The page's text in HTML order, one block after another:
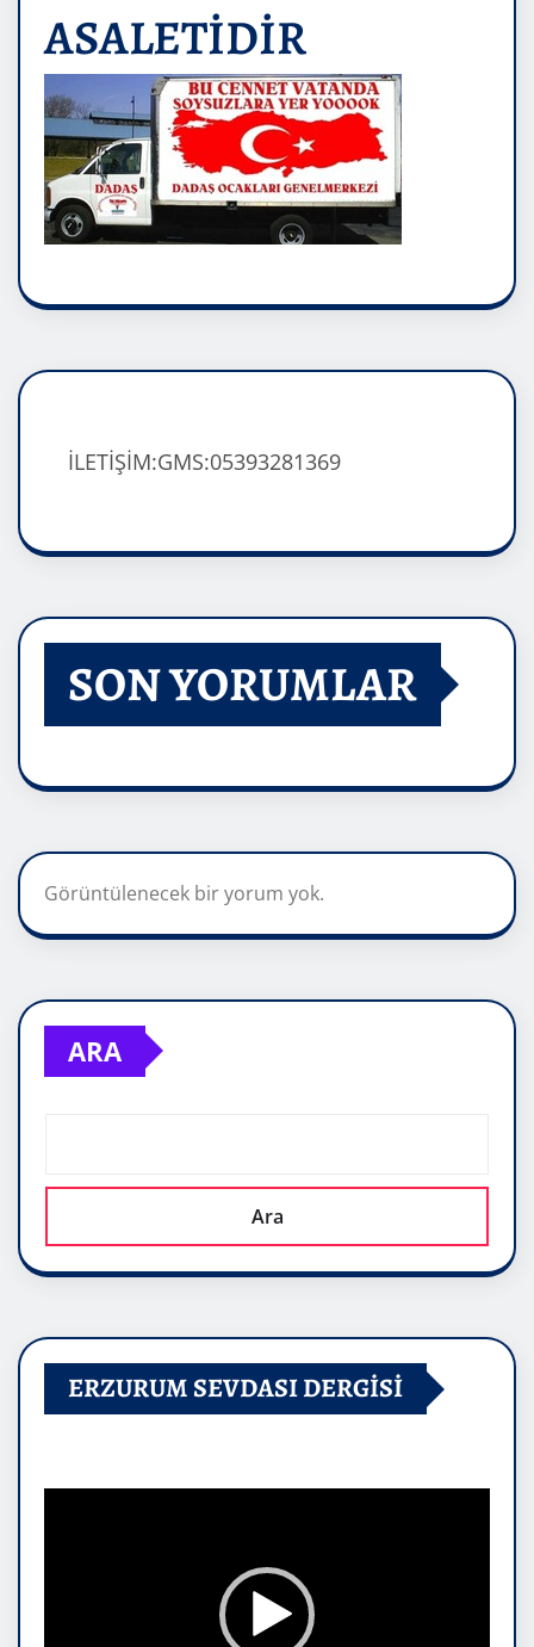
ASALETİDİR
İLETİŞİM:GMS:05393281369
SON YORUMLAR
Görüntülenecek bir yorum yok.
ARA
Ara
ERZURUM SEVDASI DERGİSİ